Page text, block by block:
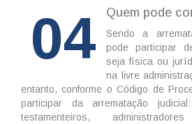
04 Quem pode
Sendo a
pode participar
seja física ou
na livre
entanto, conforme o Código de
participar da arrematação
testamenteiros,